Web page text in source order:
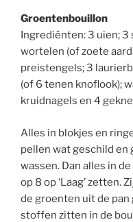
Groentenbouillon
Ingrediënten: 3 uien;
wortelen (of zoete
preistengels; 3
(of 6 tenen knoflook);
kruidnagels en 4
Alles in blokjes en
pellen wat geschild en
wassen. Dan alles in
op 8 op ‘Laag’ zetten.
de groenten uit de
stoffen zitten in de